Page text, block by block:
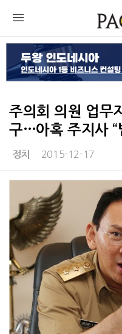
주의회 의원 업무
구…아혹 주지사 “
정치 2015-12-17